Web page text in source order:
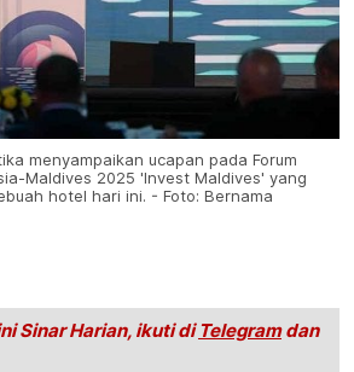
menyampaikan ucapan pada Forum
Maldives 2025 'Invest Maldives' yang
hotel hari ini. - Foto: Bernama
Sinar Harian, ikuti di Telegramdan